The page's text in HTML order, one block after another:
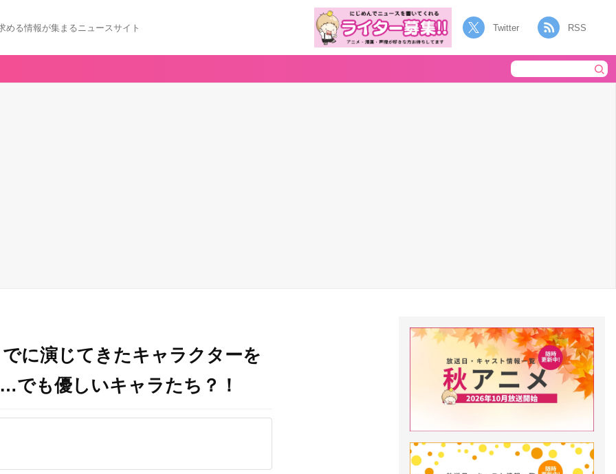
める情報が集まるニュースサイト Twitter RSS
に演じてきたキャラクターを
でも優しいキャラたち？！